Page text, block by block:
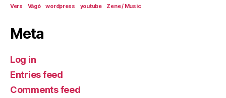
Vers
Vágó wordpress youtube Zene / Music
Meta
Log in
Entries feed
Comments feed